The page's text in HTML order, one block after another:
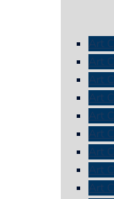
Art
Art
Art
Art
Art
Art
Art
Art
Art